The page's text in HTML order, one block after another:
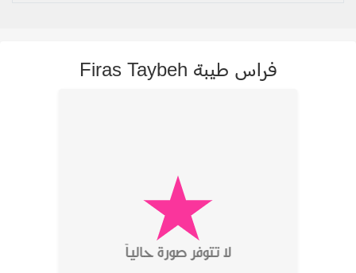
فراس طيبة Firas Taybeh